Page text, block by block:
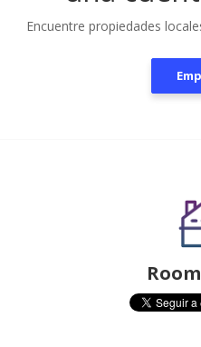
Encuentre propiedades